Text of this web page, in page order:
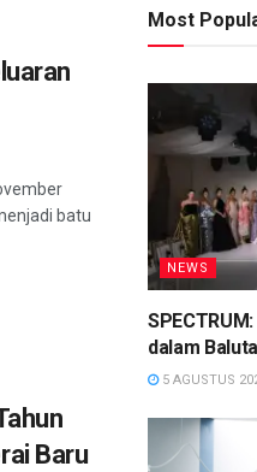
batu
Baru
Most
NEWS
dalam
5 AGUSTUS